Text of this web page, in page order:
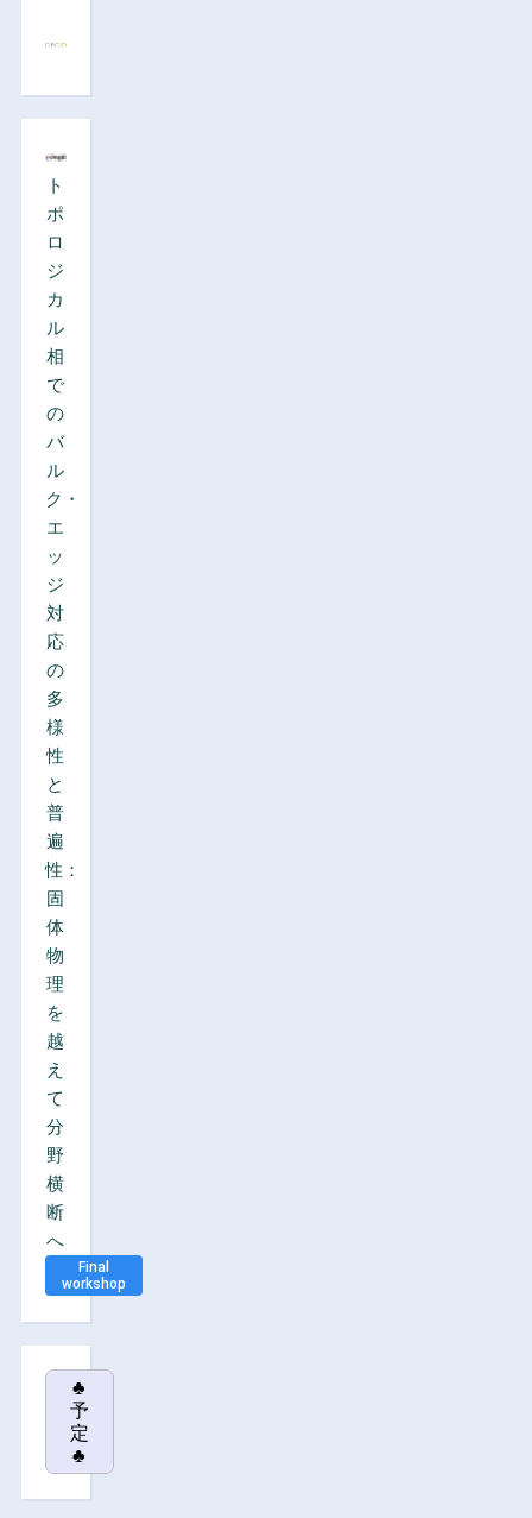
ト
ポ
ロ
ジ
カ
ル
相
で
の
バ
ル
ク・
エ
ッ
ジ
対
応
の
多
様
性
と
普
遍
性：
固
体
物
理
を
越
え
て
分
野
横
断
へ
Final
workshop
♣
予
定
♣